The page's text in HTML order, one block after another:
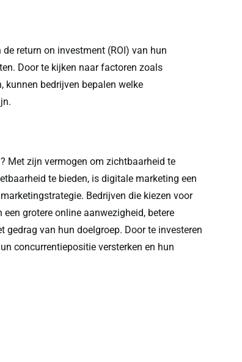
return on investment (ROI) van hun
Door te kijken naar factoren zoals
kunnen bedrijven bepalen welke
Met zijn vermogen om zichtbaarheid te
te bieden, is digitale marketing een
Bedrijven die kiezen voor
grotere online aanwezigheid, betere
gedrag van hun doelgroep. Door te investeren
concurrentiepositie versterken en hun